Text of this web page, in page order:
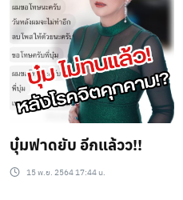
บุ๋มฟาดยับ อีกแล้วว!!
15 พ.ย. 2564 17:44 น.